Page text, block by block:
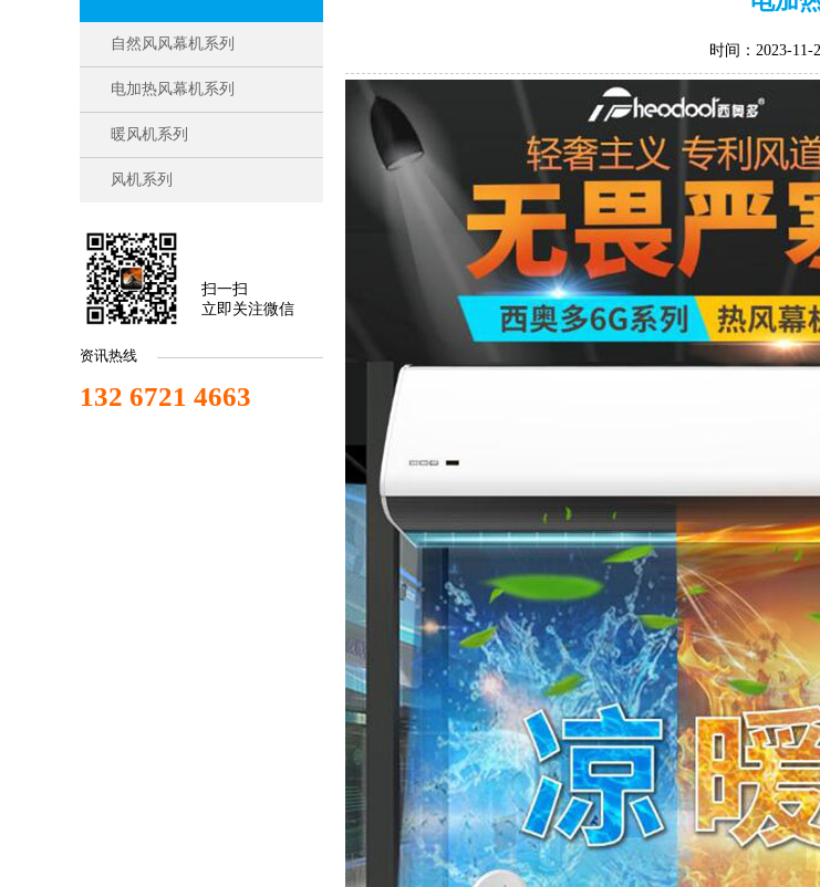
自然风风幕机系列
电加热风幕机系列
暖风机系列
风机系列
扫一扫
立即关注微信
资讯热线
132 6721 4663
时间：2023-11-